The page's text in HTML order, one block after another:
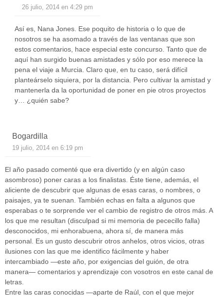
26 julio, 2014 en 4:29 pm
Así es, Nana Jones. Ese poquito de historia o lo que de
nosotros se ha asomado a través de las ventanas que son
estos comentarios, hace especial este concurso. Tanto que de
aquí han surgido buenas amistades y sólo por eso merece la
pena el viaje a Murcia. Claro que, en tu caso, será difícil
planteárselo siquiera, por la distancia. Pero cultivar la amistad y
mantenerla da la oportunidad de poner en pie otros proyectos
y… ¿quién sabe?
Bogardilla
19 julio, 2014 en 6:19 pm
El año pasado comenté que era divertido (y en algún caso
asombroso) poner caras a los finalistas. Éste tiene, además, el
aliciente de descubrir que algunas de esas caras, o nombres, o
paisajes, ya te suenan. También echas en falta a algunos que
esperabas o te sorprende ver el cambio de registro de otros más. A
los que me resultan (disculpad si mi memoria de pececillo falla)
desconocidos, mi enhorabuena, ahora sí, de manera más
personal. Es un gusto descubrir otros anhelos, otros vicios, otras
ilusiones con las que me identifico fácilmente y haber
intercambiado —este año, por exigencias del guión, de otra
manera— comentarios y aprendizaje con vosotros en este canal de
letras.
Entre las caras conocidas —aparte de Raúl, con el que mejor